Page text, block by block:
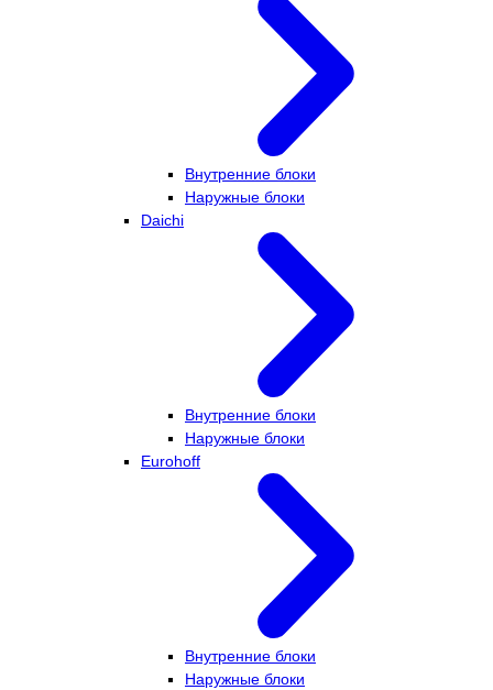
Внутренние блоки
Наружные блоки
Daichi
Внутренние блоки
Наружные блоки
Eurohoff
Внутренние блоки
Наружные блоки